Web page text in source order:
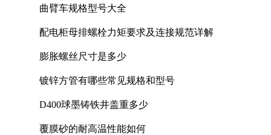
曲臂车规格型号大全
配电柜母排螺栓力矩要求及连接规范详解
膨胀螺丝尺寸是多少
镀锌方管有哪些常见规格和型号
D400球墨铸铁井盖重多少
覆膜砂的耐高温性能如何